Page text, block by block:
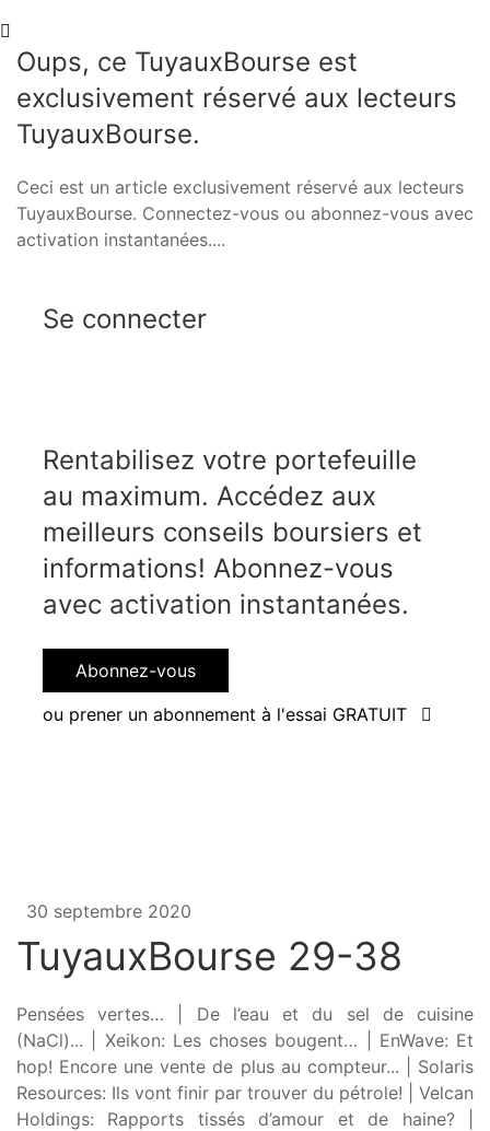
Oups, ce TuyauxBourse est
exclusivement réservé aux lecteurs
TuyauxBourse.
Ceci est un article exclusivement réservé aux lecteurs
TuyauxBourse. Connectez-vous ou abonnez-vous avec
activation instantanées....
Se connecter
Rentabilisez votre portefeuille
au maximum. Accédez aux
meilleurs conseils boursiers et
informations! Abonnez-vous
avec activation instantanées.
Abonnez-vous
ou prener un abonnement à l'essai GRATUIT
30 septembre 2020
TuyauxBourse 29-38
Pensées vertes… | De l’eau et du sel de cuisine
(NaCl)... | Xeikon: Les choses bougent… | EnWave: Et
hop! Encore une vente de plus au compteur... | Solaris
Resources: Ils vont finir par trouver du pétrole! | Velcan
Holdings: Rapports tissés d’amour et de haine? |